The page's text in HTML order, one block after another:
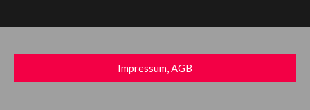
Impressum, AGB